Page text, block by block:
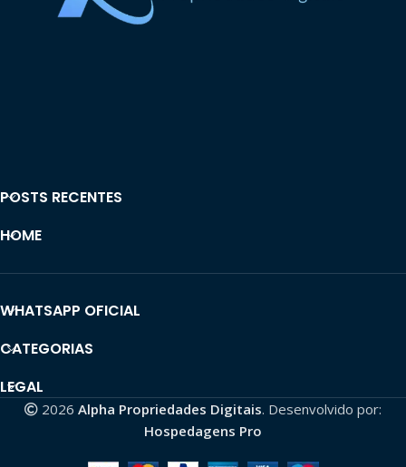
POSTS RECENTES
HOME
WHATSAPP OFICIAL
CATEGORIAS
LEGAL
2026 Alpha Propriedades Digitais. Desenvolvido por:
Hospedagens Pro